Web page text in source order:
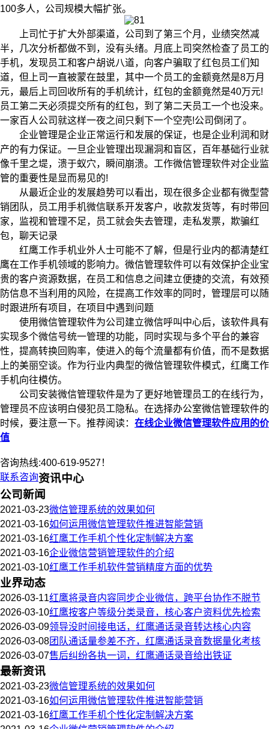
100多人，公司规模大幅扩张。
上司忙于扩大外部渠道，公司到了第三个月，业绩突然减
半，几次分析都做不到，没有头绪。月底上司突然检查了员工的
手机，发现员工和客户胡说八道，向客户骗取了红包员工们知
道，但上司一直被蒙在鼓里，其中一个员工的金额竟然是8万月
元，最后上司回收所有的手机统计，红包的金额竟然是40万元!
员工第二天必须提交所有的红包，到了第二天员工一个也没来。
一家百人公司就这样一夜之间只剩下一个空壳!公司倒闭了。
企业管理是企业正常运行和发展的保证，也是企业利润和财
产的有力保证。一旦企业管理出现漏洞和盲区，百年基础行业就
像千里之堤，溃于蚁穴，瞬间崩溃。工作微信管理软件对企业监
管的重要性是显而易见的!
从最近企业的发展趋势可以看出，现在很多企业都有微型营
销团队，员工用手机微信联系开发客户，收款发货等，有时带回
家，监视和管理不足，员工就会失去管理，走私发票，欺骗红
包，聊天记录
红鹰工作手机业外人士可能不了解，但是行业内的都清楚红
鹰在工作手机领域的影响力。微信管理软件可以有效保护企业宝
贵的客户资源数据，在员工和信息之间建立便捷的交流，有效预
防信息不当利用的风险，在提高工作效率的同时，管理层可以随
时跟进所有项目，在项目中遇到问题
使用微信管理软件为公司建立微信呼叫中心后，该软件具有
实现多个微信号统一管理的功能，同时实现与多个平台的兼容
性，提高转换回购率，使进入的每个流量都有价值，而不是数据
上的美丽空谈。作为行业内典型的微信管理软件模式，红鹰工作
手机向往模仿。
公司安装微信管理软件是为了更好地管理员工的在线行为，
管理员不应该明白侵犯员工隐私。在选择办公室微信管理软件的
时候，要注意一下。推荐阅读： 在线企业微信管理软件应用的价
值
咨询热线:400-619-9527！
联系咨询资讯中心
公司新闻
2021-03-23微信管理系统的效果如何
2021-03-16如何运用微信管理软件推进智能营销
2021-03-16红鹰工作手机个性化定制解决方案
2021-03-16企业微信营销管理软件的介绍
2021-03-10红鹰工作手机软件营销精度方面的优势
业界动态
2026-03-11红鹰将录音内容同步企业微信，跨平台协作不脱节
2026-03-10红鹰按客户等级分类录音，核心客户资料优先检索
2026-03-09领导没时间接电话，红鹰通话录音转达核心内容
2026-03-08团队通话量参差不齐，红鹰通话录音数据量化考核
2026-03-07售后纠纷各执一词，红鹰通话录音给出铁证
最新资讯
2021-03-23微信管理系统的效果如何
2021-03-16如何运用微信管理软件推进智能营销
2021-03-16红鹰工作手机个性化定制解决方案